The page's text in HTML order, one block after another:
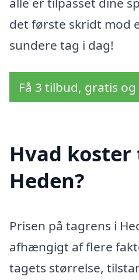
det første skridt mod
sundere tag i dag!
Få 3 tilbud, gratis
Hvad koster
Heden?
Prisen på tagrens i
afhængigt af flere
tagets størrelse,